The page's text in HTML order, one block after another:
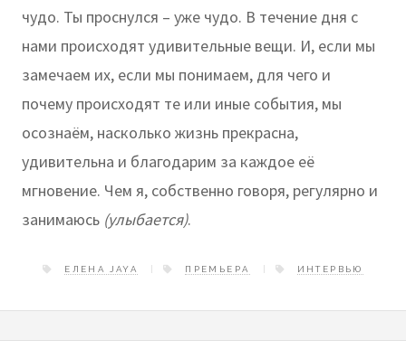
чудо. Ты проснулся – уже чудо. В течение дня с
нами происходят удивительные вещи. И, если мы
замечаем их, если мы понимаем, для чего и
почему происходят те или иные события, мы
осознаём, насколько жизнь прекрасна,
удивительна и благодарим за каждое её
мгновение. Чем я, собственно говоря, регулярно и
занимаюсь (улыбается).
ЕЛЕНА JAYA ПРЕМЬЕРА ИНТЕРВЬЮ